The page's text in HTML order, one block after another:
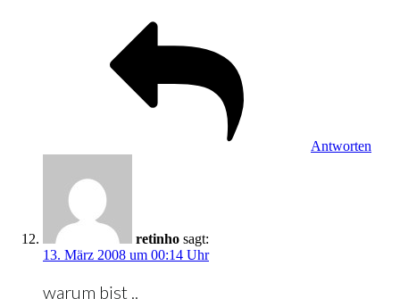
Antworten
retinho sagt:
13. März 2008 um 00:14 Uhr
warum bist ..